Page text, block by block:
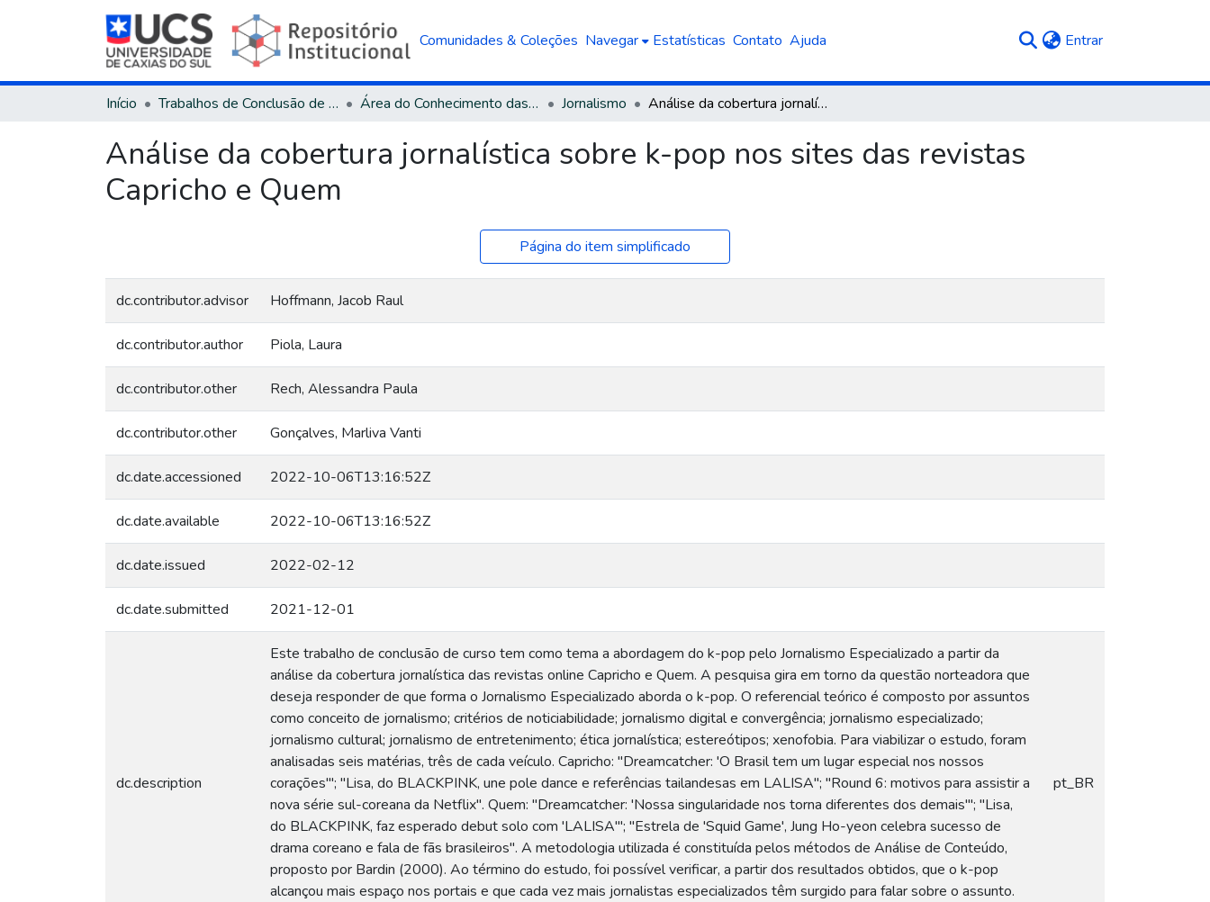
Comunidades & Coleções Navegar Estatísticas Contato Ajuda Entrar(current)
Início Trabalhos de Conclusão de Curso Área do Conhecimento das Ciências Sociais Aplicadas Jornalismo Análise da cobertura jornalística sobre k-pop nos sites das revistas Capricho e Quem
Análise da cobertura jornalística sobre k-pop nos sites das revistas
Capricho e Quem
Página do item simplificado
dc.contributor.advisor Hoffmann, Jacob Raul
dc.contributor.author Piola, Laura
dc.contributor.other Rech, Alessandra Paula
dc.contributor.other Gonçalves, Marliva Vanti
dc.date.accessioned 2022-10-06T13:16:52Z
dc.date.available 2022-10-06T13:16:52Z
dc.date.issued 2022-02-12
dc.date.submitted 2021-12-01
dc.description
Este trabalho de conclusão de curso tem como tema a abordagem do k-pop pelo Jornalismo Especializado a partir da
análise da cobertura jornalística das revistas online Capricho e Quem. A pesquisa gira em torno da questão norteadora que
deseja responder de que forma o Jornalismo Especializado aborda o k-pop. O referencial teórico é composto por assuntos
como conceito de jornalismo; critérios de noticiabilidade; jornalismo digital e convergência; jornalismo especializado;
jornalismo cultural; jornalismo de entretenimento; ética jornalística; estereótipos; xenofobia. Para viabilizar o estudo, foram
analisadas seis matérias, três de cada veículo. Capricho: "Dreamcatcher: 'O Brasil tem um lugar especial nos nossos
corações'''; "Lisa, do BLACKPINK, une pole dance e referências tailandesas em LALISA"; "Round 6: motivos para assistir a
nova série sul-coreana da Netflix". Quem: "Dreamcatcher: 'Nossa singularidade nos torna diferentes dos demais'''; "Lisa,
do BLACKPINK, faz esperado debut solo com 'LALISA'''; "Estrela de 'Squid Game', Jung Ho-yeon celebra sucesso de
drama coreano e fala de fãs brasileiros". A metodologia utilizada é constituída pelos métodos de Análise de Conteúdo,
proposto por Bardin (2000). Ao término do estudo, foi possível verificar, a partir dos resultados obtidos, que o k-pop
alcançou mais espaço nos portais e que cada vez mais jornalistas especializados têm surgido para falar sobre o assunto.
pt_BR